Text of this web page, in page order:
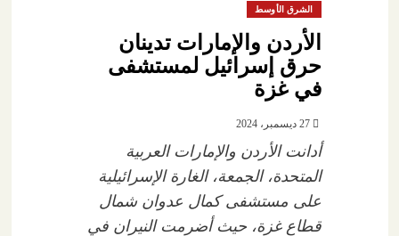
الشرق الأوسط
الأردن والإمارات تدينان
حرق إسرائيل لمستشفى
في غزة
27 ديسمبر، 2024
أدانت الأردن والإمارات العربية
المتحدة، الجمعة، الغارة الإسرائيلية
على مستشفى كمال عدوان شمال
قطاع غزة، حيث أضرمت النيران في